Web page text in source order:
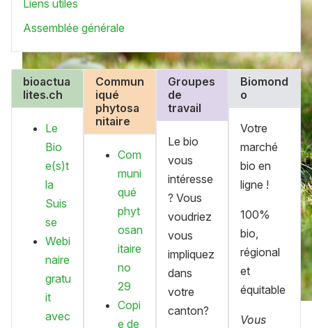
Liens utiles
Assemblée générale
bioactua
lites.ch
Le
Bio
e(s)t
la
Suis
se
Webi
naire
gratu
it
avec
Commun
iqué
phytosa
nitaire
Com
muni
qué
phyt
osan
itaire
no
29
Copi
e de
Groupes
de
travail
Le bio
vous
intéresse
? Vous
voudriez
vous
impliquez
dans
votre
canton?
Biomond
o
Votre
marché
bio en
ligne !
100%
bio,
régional
et
équitable
Vous